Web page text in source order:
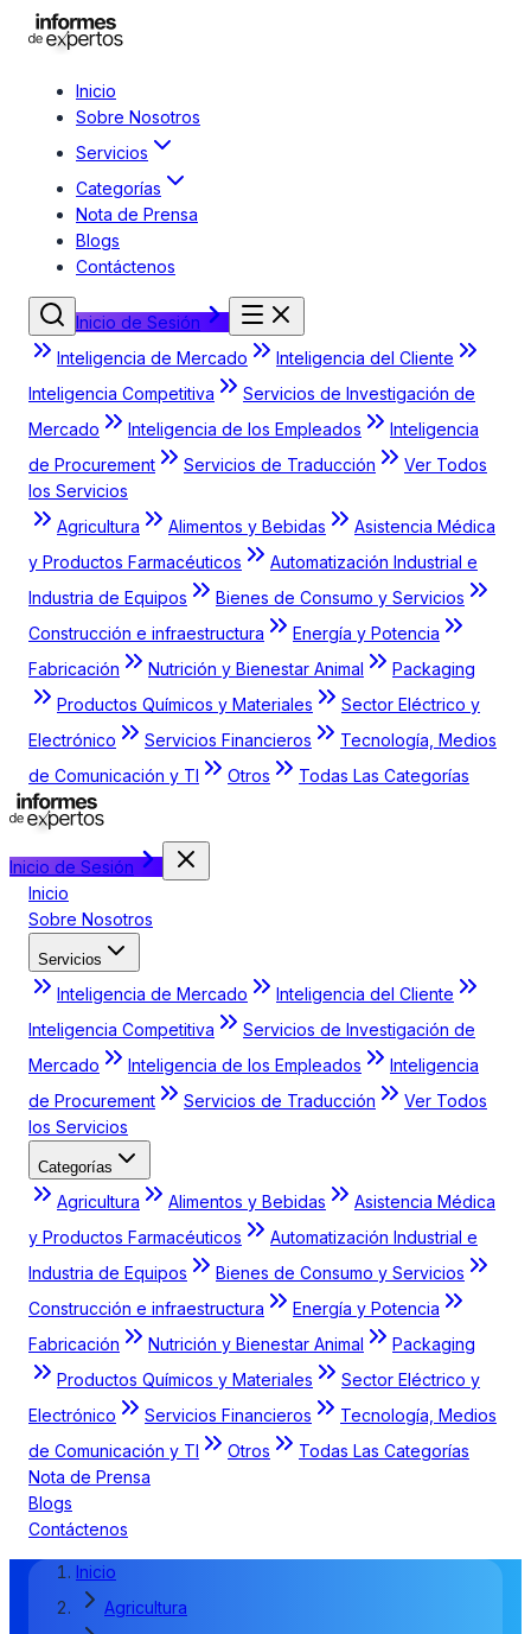
Inicio
Sobre Nosotros
Servicios
Categorías
Nota de Prensa
Blogs
Contáctenos
Inicio de Sesión
Inteligencia de Mercado
Inteligencia del Cliente
Inteligencia Competitiva
Servicios de Investigación de
Mercado
Inteligencia de los Empleados
Inteligencia
de Procurement
Servicios de Traducción
Ver Todos
los Servicios
Agricultura
Alimentos y Bebidas
Asistencia Médica
y Productos Farmacéuticos
Automatización Industrial e
Industria de Equipos
Bienes de Consumo y Servicios
Construcción e infraestructura
Energía y Potencia
Fabricación
Nutrición y Bienestar Animal
Packaging
Productos Químicos y Materiales
Sector Eléctrico y
Electrónico
Servicios Financieros
Tecnología, Medios
de Comunicación y TI
Otros Todas Las Categorías
Inicio de Sesión
Inicio
Sobre Nosotros
Servicios
Inteligencia de Mercado
Inteligencia del Cliente
Inteligencia Competitiva
Servicios de Investigación de
Mercado
Inteligencia de los Empleados
Inteligencia
de Procurement
Servicios de Traducción
Ver Todos
los Servicios
Categorías
Agricultura Alimentos y Bebidas
Asistencia Médica
y Productos Farmacéuticos
Automatización Industrial e
Industria de Equipos
Bienes de Consumo y Servicios
Construcción e infraestructura
Energía y Potencia
Fabricación
Nutrición y Bienestar Animal
Packaging
Productos Químicos y Materiales
Sector Eléctrico y
Electrónico
Servicios Financieros
Tecnología, Medios
de Comunicación y TI
Otros
Todas Las Categorías
Nota de Prensa
Blogs
Contáctenos
Inicio
Agricultura